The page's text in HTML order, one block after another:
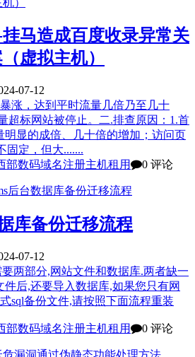
马造成百度收录异常关
虚拟主机）
07-12
涨，达到平时流量几倍乃至几十
超标网站被停止。二.排查原因：1.首
明显的成倍、几十倍的增加；访问页
固定，但大.......
部数码域名注册主机租用 0 评论
库备份迁移流程
07-12
要两部分,网站文件和数据库.两者缺一
件后,还要导入数据库,如果您只有网
sql备份文件,请按照下面流程重装
部数码域名注册主机租用 0 评论